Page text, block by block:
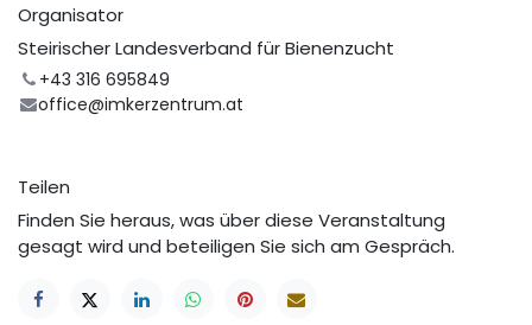
Organisator
Steirischer Landesverband für Bienenzucht
+43 316 695849
office@imkerzentrum.at
Teilen
Finden Sie heraus, was über diese Veranstaltung
gesagt wird und beteiligen Sie sich am Gespräch.